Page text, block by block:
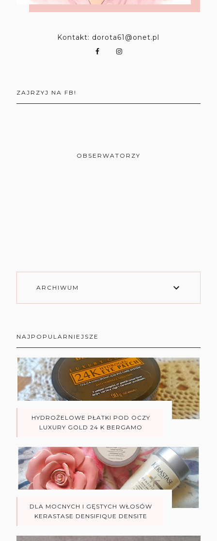
Kontakt: dorota61@onet.pl
ZAJRZYJ NA FB!
OBSERWATORZY
ARCHIWUM
NAJPOPULARNIEJSZE
HYDROŻELOWE PŁATKI POD OCZY
LUXURY GOLD 24 K BERGAMO
DLA MOCNYCH I GĘSTYCH WŁOSÓW
KERASTASE DENSIFIQUE DENSITE